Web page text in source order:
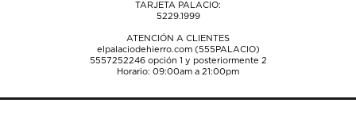
TARJETA PALACIO:
5229.1999
ATENCIÓN A CLIENTES
elpalaciodehierro.com (555PALACIO)
5557252246opción 1 y posteriormente 2
Horario: 09:00am a 21:00pm